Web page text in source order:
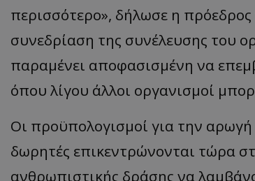
περισσότερο», δήλωσε η
συνεδρίαση της συνέλευσης του
παραμένει αποφασισμένη να
όπου λίγου άλλοι οργανισμοί
Οι προϋπολογισμοί για την
δωρητές επικεντρώνονται τώρα
ανθρωπιστικής δράσης να